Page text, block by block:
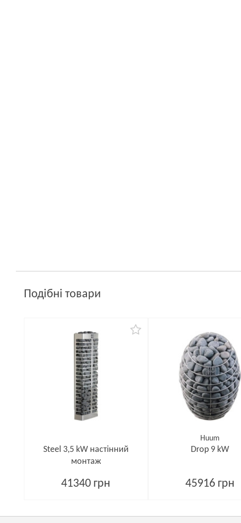
Подібні товари
Steel 3,5 kW настінний
монтаж
41340 грн
Huum
Drop 9 kW
45916 грн